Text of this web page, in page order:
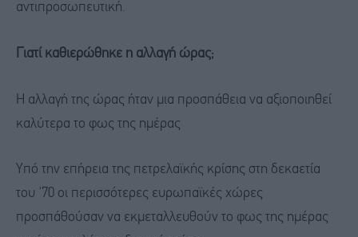
αντιπροσωπευτική.
Γιατί καθιερώθηκε η αλλαγή ώρας;
Η αλλαγή της ώρας ήταν μια προσπάθεια να αξιοποιηθεί
καλύτερα το φως της ημέρας
Υπό την επήρεια της πετρελαϊκής κρίσης στη δεκαετία
του '70 οι περισσότερες ευρωπαϊκές χώρες
προσπάθούσαν να εκμεταλλευθούν το φως της ημέρας